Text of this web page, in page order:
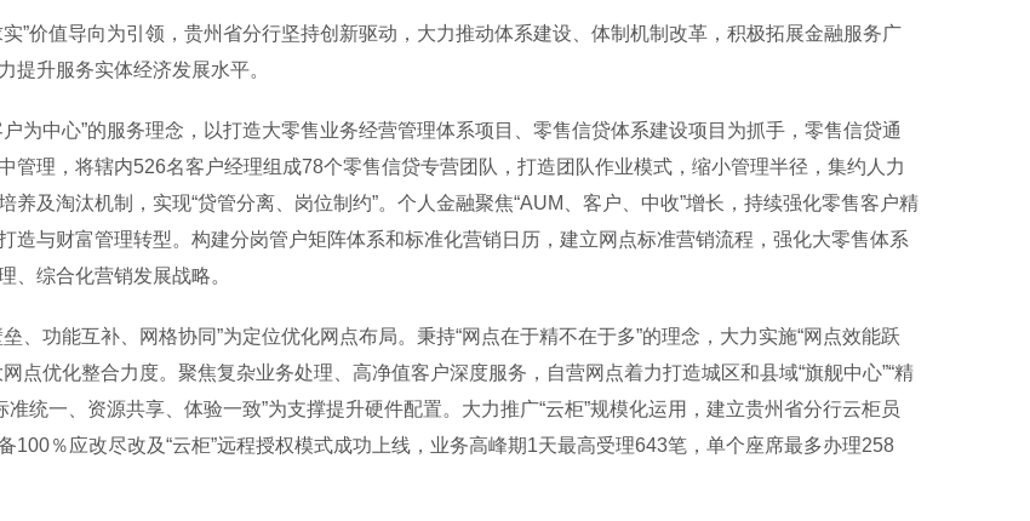
价值导向为引领，贵州省分行坚持创新驱动，大力推动体系建设、体制机制改革，积极拓展金融服务广
提升服务实体经济发展水平。
中心”的服务理念，以打造大零售业务经营管理体系项目、零售信贷体系建设项目为抓手，零售信贷通
管理，将辖内526名客户经理组成78个零售信贷专营团队，打造团队作业模式，缩小管理半径，集约人力
养及淘汰机制，实现“贷管分离、岗位制约”。个人金融聚焦“AUM、客户、中收”增长，持续强化零售客户精
造与财富管理转型。构建分岗管户矩阵体系和标准化营销日历，建立网点标准营销流程，强化大零售体系
、综合化营销发展战略。
功能互补、网格协同”为定位优化网点布局。秉持“网点在于精不在于多”的理念，大力实施“网点效能跃
网点优化整合力度。聚焦复杂业务处理、高净值客户深度服务，自营网点着力打造城区和县域“旗舰中心”“精
准统一、资源共享、体验一致”为支撑提升硬件配置。大力推广“云柜”规模化运用，建立贵州省分行云柜员
100％应改尽改及“云柜”远程授权模式成功上线，业务高峰期1天最高受理643笔，单个座席最多办理258